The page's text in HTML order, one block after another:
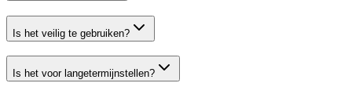
Is het veilig te gebruiken?
Is het voor langetermijnstellen?